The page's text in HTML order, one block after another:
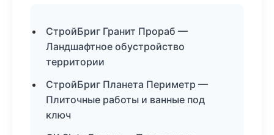
СтройБриг Гранит Прораб —
Ландшафтное обустройство
территории
СтройБриг Планета Периметр —
Плиточные работы и ванные под
ключ